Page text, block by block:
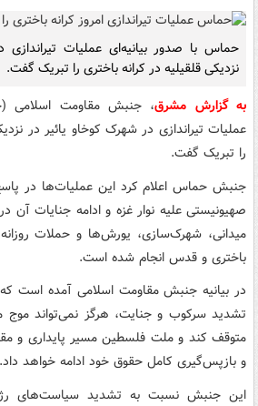
حماس با صدور بیانیه‌ای عملیات
نزدیکی قلقیلیه در کرانه باختری را تبریک گفت.
به گزارش مشرق، جنبش مقاومت اسلامی
عملیات تیراندازی در شهرک کوخاو یائیر در
را تبریک گفت.
جنبش حماس اعلام کرد این عملیات‌ها در
صهیونیستی علیه نوار غزه و ادامه جنایات آن
میدانی، شهرک‌سازی، یورش‌ها و حملات روزانه
باختری و قدس انجام شده است.
در بیانیه جنبش مقاومت اسلامی آمده است
تشدید سرکوب و جنایت، هرگز نمی‌تواند موج
متوقف کند و ملت فلسطین مسیر پایداری و
و بازپس‌گیری کامل حقوق خود ادامه خواهد داد.
این جنبش نسبت به تشدید سیاست‌های